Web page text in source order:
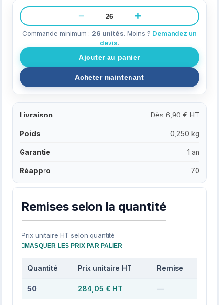
− +
Commande minimum : 26 unités. Moins ? Demandez un
devis.
Livraison Dès 6,90 € HT
Poids 0,250 kg
Garantie 1 an
Réappro 70
Remises selon la quantité
Prix unitaire HT selon quantité
MASQUER LES PRIX PAR PALIER
Quantité Prix unitaire HT Remise
50 284,05 € HT —